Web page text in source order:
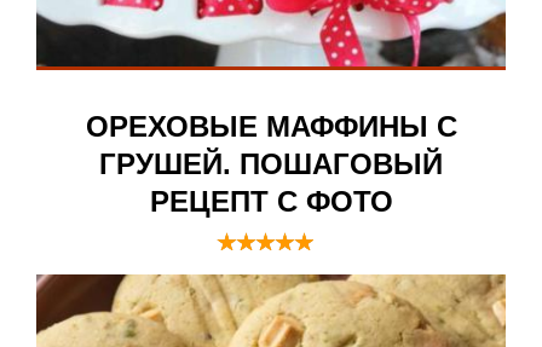
ОРЕХОВЫЕ МАФФИНЫ С
ГРУШЕЙ. ПОШАГОВЫЙ
РЕЦЕПТ С ФОТО